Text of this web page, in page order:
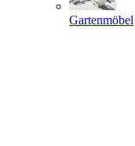
Gartenmöbel